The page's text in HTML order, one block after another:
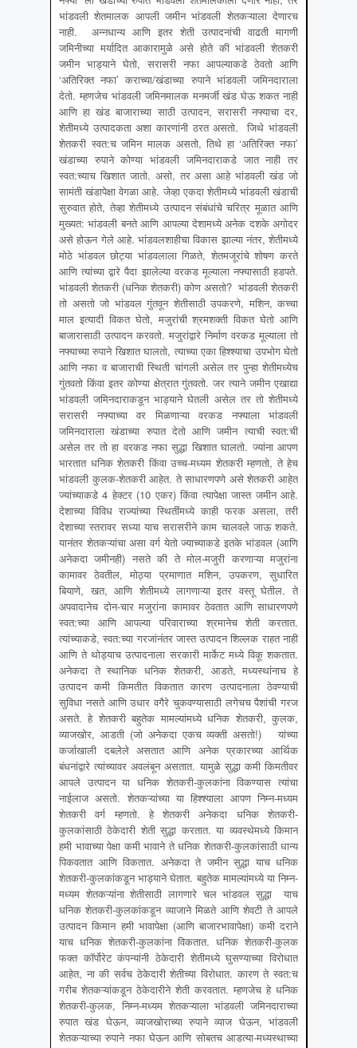
भांडवली शेतमालक आपली जमीन भांडवली शेतकऱ्याला देणारच
नाही. अन्नधान्य आणि इतर शेती उत्पादनांची वाढती मागणी
जमिनीच्या मर्यादित आकारामुळे असे होते की भांडवली शेतकरी
जमीन भाड्याने घेतो, सरासरी नफा आपल्याकडे ठेवतो आणि
‘अतिरिक्त नफा’ कराच्या/खंडाच्या रुपाने भांडवली जमिनदाराला
देतो. म्हणजेच भांडवली जमिनमालक मनमर्जी खंड घेऊ शकत नाही
आणि हा खंड बाजाराच्या साठी उत्पादन, सरासरी नफ्याचा दर,
शेतीमध्ये उत्पादकता अशा कारणांनी ठरत असतो. जिथे भांडवली
शेतकरी स्वत:च जमिन मालक असतो, तिथे हा ‘अतिरिक्त नफा’
खंडाच्या रुपाने कोण्या भांडवली जमिनदाराकडे जात नाही तर
स्वत:च्याच खिशात जातो. असो, तर असा आहे भांडवली खंड जो
सामंती खंडापेक्षा वेगळा आहे. जेव्हा एकदा शेतीमध्ये भांडवली खंडाची
सुरुवात होते, तेव्हा शेतीमध्ये उत्पादन संबंधांचे चरित्र मूळात आणि
मुख्यत: भांडवली बनते आणि आपल्या देशामध्ये अनेक दशके अगोदर
असे होऊन गेले आहे. भांडवलशाहीचा विकास झाल्या नंतर, शेतीमध्ये
मोठे भांडवल छोट्या भांडवलाला गिळते, शेतमजूरांचे शोषण करते
आणि त्यांच्या द्वारे पैदा झालेल्या वरकड मूल्याला नफ्यासाठी हडपते.
भांडवली शेतकरी (धनिक शेतकरी) कोण असतो? भांडवली शेतकरी
तो असतो जो भांडवल गुंतवून शेतीसाठी उपकरणे, मशिन, कच्चा
माल इत्यादी विकत घेतो, मजुरांची श्रमशक्ती विकत घेतो आणि
बाजारासाठी उत्पादन करवतो. मजुरांद्वारे निर्माण वरकड मूल्याला तो
नफ्याच्या रुपाने खिशात घालतो, त्याच्या एका हिश्श्याचा उपभोग घेतो
आणि नफा व बाजाराची स्थिती चांगली असेल तर पुन्हा शेतीमध्येच
गुंतवतो किंवा इतर कोण्या क्षेत्रात गुंतवतो. जर त्याने जमीन एखाद्या
भांडवली जमिनदाराकडून भाड्याने घेतली असेल तर तो शेतीमध्ये
सरासरी नफ्याच्या वर मिळणाऱ्या वरकड नफ्याला भांडवली
जमिनदाराला खंडाच्या रुपात देतो आणि जमीन त्याची स्वत:ची
असेल तर तो हा वरकड नफा सुद्धा खिशात घालतो. ज्यांना आपण
भारतात धनिक शेतकरी किंवा उच्च-मध्यम शेतकरी म्हणतो, ते हेच
भांडवली कुलक-शेतकरी आहेत. ते साधारणपणे असे शेतकरी आहेत
ज्यांच्याकडे 4 हेक्टर (10 एकर) किंवा त्यापेक्षा जास्त जमीन आहे.
देशाच्या विविध राज्यांच्या स्थितींमध्ये काही फरक असला, तरी
देशाच्या स्तरावर सध्या याच सरासरीने काम चालवले जाऊ शकते.
यानंतर शेतकऱ्यांचा असा वर्ग येतो ज्याच्याकडे इतके भांडवल (आणि
अनेकदा जमीनही) नसते की ते मोल-मजुरी करणाऱ्या मजुरांना
कामावर ठेवतील, मोठ्या प्रमाणात मशिन, उपकरण, सुधारित
बियाणे, खत, आणि शेतीमध्ये लागणाऱ्या इतर वस्तू घेतील. ते
अपवादानेच दोन-चार मजुरांना कामावर ठेवतात आणि साधारणपणे
स्वत:च्या आणि आपल्या परिवाराच्या श्रमानेच शेती करतात.
त्यांच्याकडे, स्वत:च्या गरजांनंतर जास्त उत्पादन शिल्लक राहत नाही
आणि ते थोड्याच उत्पादनाला सरकारी मार्केट मध्ये विकू शकतात.
अनेकदा ते स्थानिक धनिक शेतकरी, आडते, मध्यस्थांनाच हे
उत्पादन कमी किमतीत विकतात कारण उत्पादनाला ठेवण्याची
सुविधा नसते आणि उधार वगैरे चुकवण्यासाठी लगेचच पैशांची गरज
असते. हे शेतकरी बहुतेक मामल्यांमध्ये धनिक शेतकरी, कुलक,
व्याजखोर, आडती (जो अनेकदा एकच व्यक्ती असतो!) यांच्या
कर्जाखाली दबलेले असतात आणि अनेक प्रकारच्या आर्थिक
बंधनांद्वारे त्यांच्यावर अवलंबून असतात. यामुळे सुद्धा कमी किमतीवर
आपले उत्पादन या धनिक शेतकरी-कुलकांना विकण्यास त्यांचा
नाईलाज असतो. शेतकऱ्यांच्या या हिश्श्याला आपण निम्न-मध्यम
शेतकरी वर्ग म्हणतो. हे शेतकरी अनेकदा धनिक शेतकरी-
कुलकांसाठी ठेकेदारी शेती सुद्धा करतात. या व्यवस्थेमध्ये किमान
हमी भावाच्या पेक्षा कमी भावाने ते धनिक शेतकरी-कुलकांसाठी धान्य
पिकवतात आणि विकतात. अनेकदा ते जमीन सुद्धा याच धनिक
शेतकरी-कुलकांकडून भाड्याने घेतात. बहुतेक मामल्यांमध्ये या निम्न-
मध्यम शेतकऱ्यांना शेतीसाठी लागणारे चल भांडवल सुद्धा याच
धनिक शेतकरी-कुलकांकडून व्याजाने मिळते आणि शेवटी ते आपले
उत्पादन किमान हमी भावापेक्षा (आणि बाजारभावापेक्षा) कमी दराने
याच धनिक शेतकरी-कुलकांना विकतात. धनिक शेतकरी-कुलक
फक्त कॉर्पोरेट कंपन्यांनी ठेकेदारी शेतीमध्ये घुसण्याच्या विरोधात
आहेत, ना की सर्वच ठेकेदारी शेतीच्या विरोधात. कारण ते स्वत:च
गरीब शेतकऱ्यांकडून ठेकेदारीने शेती करवतात. म्हणजेच हे धनिक
शेतकरी-कुलक, निम्न-मध्यम शेतकऱ्याला भांडवली जमिनदाराच्या
रुपात खंड घेऊन, व्याजखोराच्या रुपाने व्याज घेऊन, भांडवली
शेतकऱ्याच्या रुपाने नफा घेऊन आणि सोबतच आडत्या-मध्यस्थाच्या